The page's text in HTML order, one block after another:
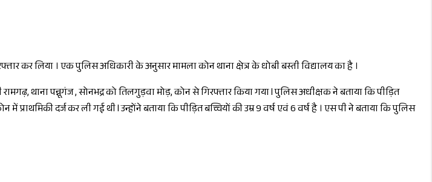
कर लिया । एक पुलिस अधिकारी के अनुसार मामला कोन थाना क्षेत्र के धोबी बस्ती विद्यालय का है ।
थाना पन्नूगंज , सोनभद्र को तिलगुड़वा मोड़, कोन से गिरफ्तार किया गया l पुलिस अधीक्षक ने बताया कि पीड़ित
दर्ज कर ली गई थी l उन्होंने बताया कि पीड़ित बच्चियों की उम्र 9 वर्ष एवं 6 वर्ष है । एस पी ने बताया कि पुलिस